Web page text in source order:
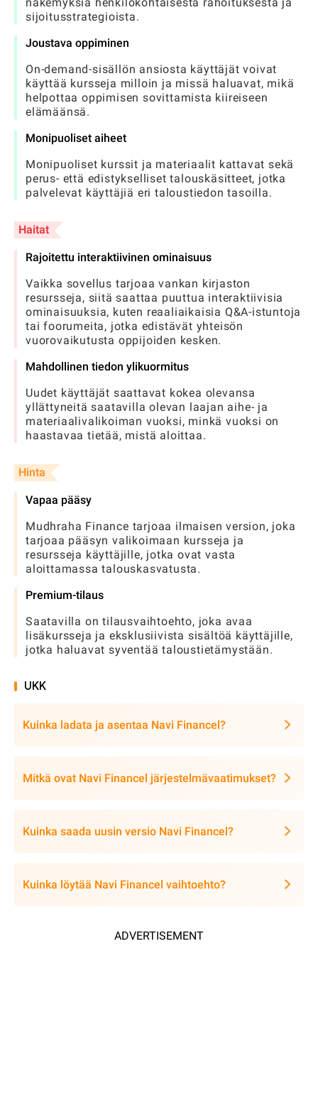
sijoitusstrategioista.
Joustava oppiminen
On-demand-sisällön ansiosta käyttäjät voivat
käyttää kursseja milloin ja missä haluavat, mikä
helpottaa oppimisen sovittamista kiireiseen
elämäänsä.
Monipuoliset aiheet
Monipuoliset kurssit ja materiaalit kattavat sekä
perus- että edistykselliset talouskäsitteet, jotka
palvelevat käyttäjiä eri taloustiedon tasoilla.
Haitat
Rajoitettu interaktiivinen ominaisuus
Vaikka sovellus tarjoaa vankan kirjaston
resursseja, siitä saattaa puuttua interaktiivisia
ominaisuuksia, kuten reaaliaikaisia Q&A-istuntoja
tai foorumeita, jotka edistävät yhteisön
vuorovaikutusta oppijoiden kesken.
Mahdollinen tiedon ylikuormitus
Uudet käyttäjät saattavat kokea olevansa
yllättyneitä saatavilla olevan laajan aihe- ja
materiaalivalikoiman vuoksi, minkä vuoksi on
haastavaa tietää, mistä aloittaa.
Hinta
Vapaa pääsy
Mudhraha Finance tarjoaa ilmaisen version, joka
tarjoaa pääsyn valikoimaan kursseja ja
resursseja käyttäjille, jotka ovat vasta
aloittamassa talouskasvatusta.
Premium-tilaus
Saatavilla on tilausvaihtoehto, joka avaa
lisäkursseja ja eksklusiivista sisältöä käyttäjille,
jotka haluavat syventää taloustietämystään.
UKK
Kuinka ladata ja asentaa Navi Financel?
Mitkä ovat Navi Financel järjestelmävaatimukset?
Kuinka saada uusin versio Navi Financel?
Kuinka löytää Navi Financel vaihtoehto?
ADVERTISEMENT